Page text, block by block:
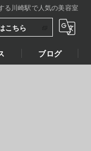
る川崎駅で人気の美容室
こちら
ブログ